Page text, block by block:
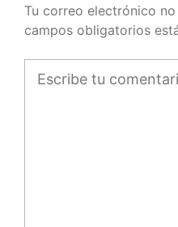
Tu correo electrónico
campos obligatorios
Comentario